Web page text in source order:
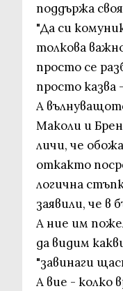
поддържа
"Да си
толкова
просто се
просто казва
А
Маколи и
личи, че
откакто
логична
заявили, че в
А ние им
да видим
"завинаги
А вие - колко